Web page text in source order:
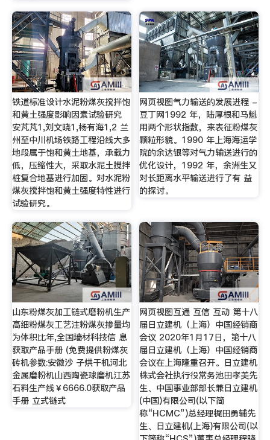
铁道标准设计水泥粉煤灰搅拌饱
和黄土强度影响因素试验研究
安芃芃1,刘文晓1,杨有海1,2 兰
州至中川机场铁路工程沿线大多
地段属于饱和黄土地基，承载力
低，压缩性大，采取水泥土搅拌
桩复合地基进行加固。对水泥粉
煤灰搅拌饱和黄土强度特性进行
试验研究。
网页视图气力输送的发展进程 -
豆丁网1992 年，陆厚根和马魁
用两个形状指数，来表征粉煤灰
颗粒形貌。1990 年上海海运学
院的余达银等对气力输送进行的
优化设计，1992 年，余洲生又
对长距离水平输送进行了有 益
的探讨。
山东粉煤灰加工链式磨粉机生产
高细粉煤灰工艺注粉煤灰掺量均
为体积比年,全国墙材科技信 息
获取产品手册 (免费提供粉煤灰
砖机参数:安徽沙 子烘干机河北
金属磨粉机山西陶瓷球磨机江苏
石料生产线￥6666.0获取产品
手册 立式链式
网页视图互通 互信 互动 第十八
届日立建机（上海）中国经销商
会议 2020年1月17日，第十八
届日立建机（上海）中国经销商
会议在上海隆重召开。日立建机
株式会社执行役常务池田孝美先
生、中国事业部部长兼日立建机
(中国)有限公司(以下简
称“HCMC”)总经理梶田勇辅先
生、日立建机(上海)有限公司(以